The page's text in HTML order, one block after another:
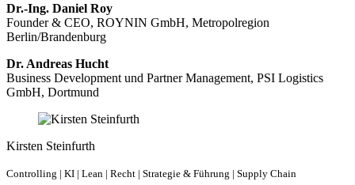
Dr.-Ing. Daniel Roy
Founder & CEO, ROYNIN GmbH, Metropolregion
Berlin/Brandenburg
Dr. Andreas Hucht
Business Development und Partner Management, PSI Logistics
GmbH, Dortmund
Kirsten Steinfurth
Controlling | KI | Lean | Recht | Strategie & Führung | Supply Chain